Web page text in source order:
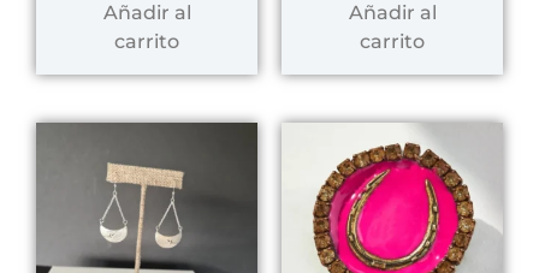
Añadir al
carrito
Añadir al
carrito